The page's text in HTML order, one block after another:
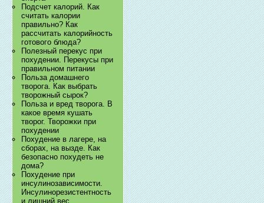
Подсчет калорий. Как
считать калории
правильно? Как
рассчитать калорийность
готового блюда?
Полезный перекус при
похудении. Перекусы при
правильном питании
Польза домашнего
творога. Как выбрать
творожный сырок?
Польза и вред творога. В
какое время кушать
творог. Творожки при
похудении
Похудение в лагере, на
сборах, на вызде. Как
безопасно похудеть не
дома?
Похудение при
инсулинозависимости.
Инсулинорезистентность
и лишний вес